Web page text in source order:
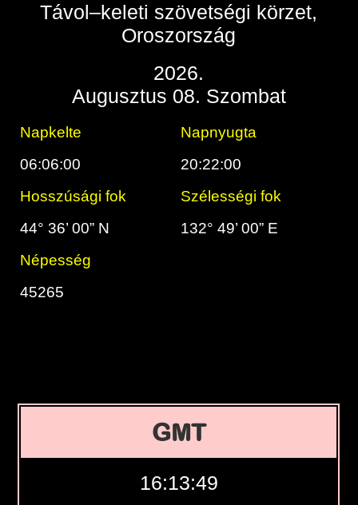
Távol–keleti szövetségi körzet,
Oroszország
2026.
Augusztus 08. Szombat
Napkelte
Napnyugta
06:06:00
20:22:00
Hosszúsági fok
Szélességi fok
44° 36’ 00” N
132° 49’ 00” E
Népesség
45265
GMT
16:13:50